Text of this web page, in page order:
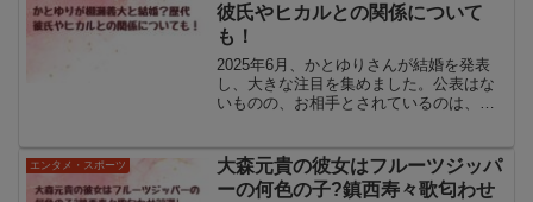
彼氏やヒカルとの関係について
も！
2025年6月、かとゆりさんが結婚を発表
し、大きな注目を集めました。公表はな
いものの、お相手とされているのは、プ
性派インフルエンサーとして知られ、過
去にはグラビアアイド...
エンタメ・スポーツ
大森元貴の彼女はフルーツジッパ
ーの何色の子?鎮西寿々歌匂わせ